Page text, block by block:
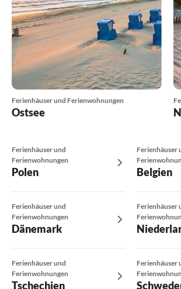
Ferienhäuser und Ferienwohnungen
Ostsee
Ferienhäuser und
Ferienwohnungen
Polen
Ferienhäuser
Belgien
Ferienhäuser und
Ferienwohnungen
Dänemark
Ferienhäuser
Ferienhäuser und
Ferienwohnungen
Tschechien
Ferienhäuser